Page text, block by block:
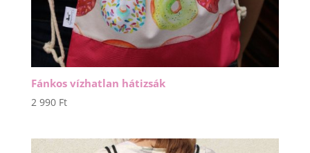
Fánkos vízhatlan hátizsák
2 990 Ft